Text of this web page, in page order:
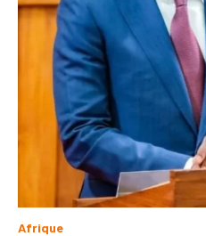
Afrique